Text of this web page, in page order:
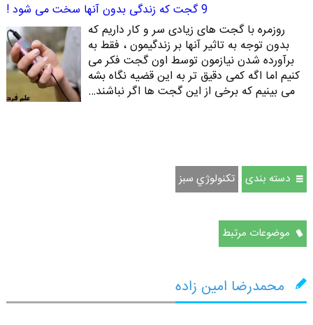
9 گجت که زندگی بدون آنها سخت می شود !
روزمره با گجت های زیادی سر و کار داریم که
بدون توجه به تاثیر آنها بر زندگیمون ، فقط به
برآورده شدن نیازمون توسط اون گجت فکر می
کنیم اما اگه کمی دقیق تر به این قضیه نگاه بشه
می بینیم که برخی از این گجت ها اگر نباشند…
دسته بندی تكنولوژي سبز
موضوعات مرتبط
محمدرضا امین زاده